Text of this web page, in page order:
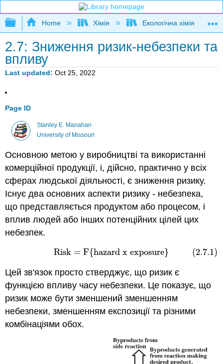
Expand/collapse global hierarchy
Home Хімія Екологічна хімія
2.7: Зниження ризик-небезпеки та
впливу
Last updated Oct 25, 2022
Page ID
Stanley E. Manahan
University of Missouri
Основною метою у виробництві та використанні
комерційної продукції, і, дійсно, практично у всіх
сферах людської діяльності, є зниження ризику.
Існує два основних аспекти ризику - небезпека,
що представляється продуктом або процесом, і
вплив людей або інших потенційних цілей цих
небезпек.
Risk = F{hazard x exposure} (2.7.1)
(2.7.1)Risk = F{hazard x exposure}
Цей зв'язок просто стверджує, що ризик є
функцією впливу часу небезпеки. Це показує, що
ризик може бути зменшений зменшенням
небезпеки, зменшенням експозиції та різними
комбінаціями обох.